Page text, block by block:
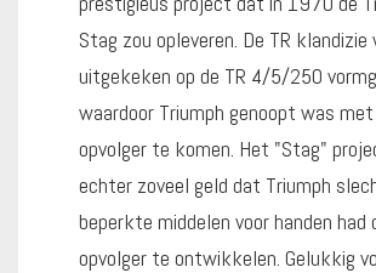
Stag zou opleveren. De TR
uitgekeken op de TR 4/5/250
waardoor Triumph genoopt was met
opvolger te komen. Het "Stag"
echter zoveel geld dat Triumph
beperkte middelen voor handen had
opvolger te ontwikkelen. Gelukkig